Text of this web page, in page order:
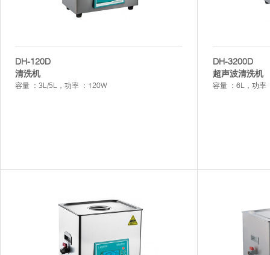
DH-120D
清洗机
容量 ：3L/5L，功率 ：120W
DH-3200D
超声波清洗机
容量 ：6L，功率